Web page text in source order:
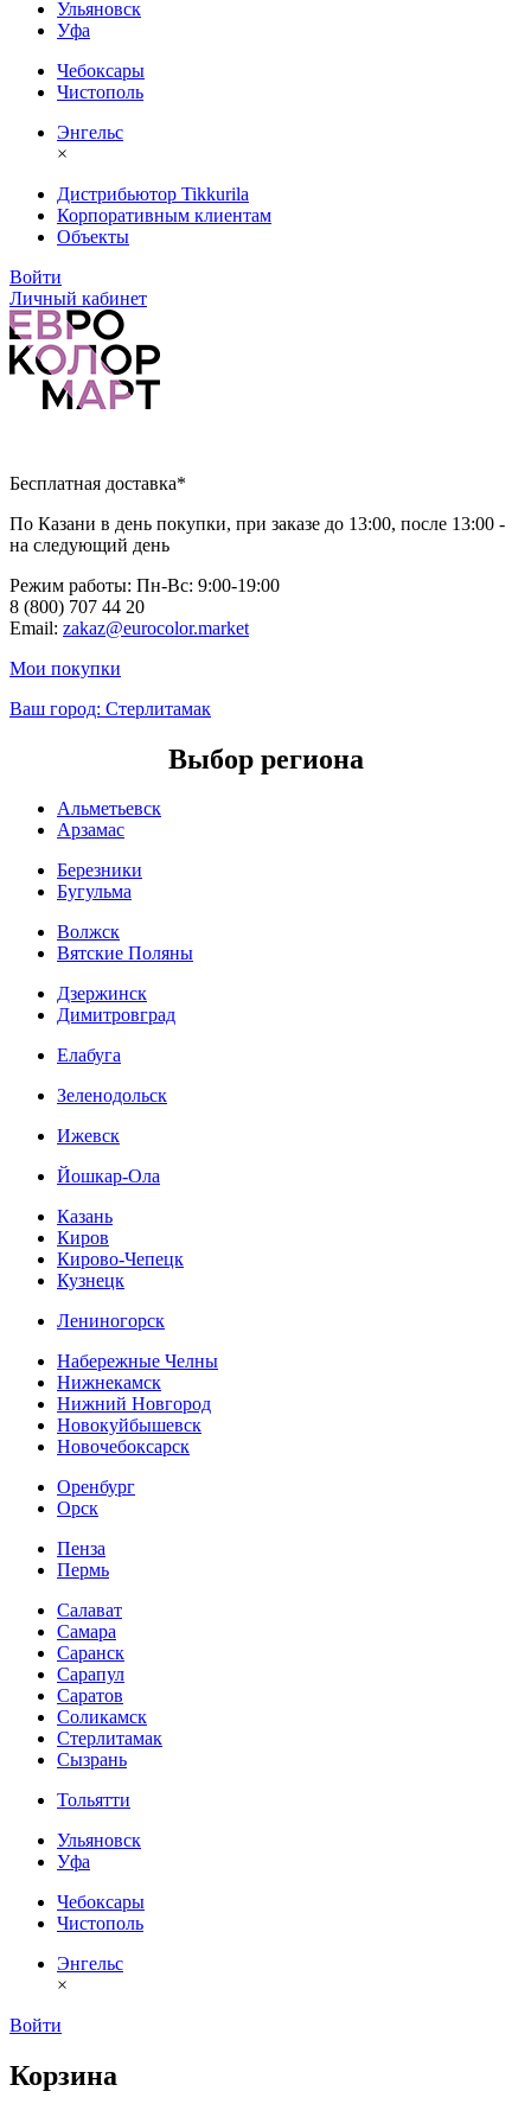
Ульяновск
Уфа
Чебоксары
Чистополь
Энгельс
×
Дистрибьютор Tikkurila
Корпоративным клиентам
Объекты
Войти
Личный кабинет
Бесплатная доставка*
По Казани в день покупки, при заказе до 13:00, после 13:00 -
на следующий день
Режим работы: Пн-Вc: 9:00-19:00
8 (800) 707 44 20
Email: zakaz@eurocolor.market
Мои покупки
Ваш город: Стерлитамак
Выбор региона
Альметьевск
Арзамас
Березники
Бугульма
Волжск
Вятские Поляны
Дзержинск
Димитровград
Елабуга
Зеленодольск
Ижевск
Йошкар-Ола
Казань
Киров
Кирово-Чепецк
Кузнецк
Лениногорск
Набережные Челны
Нижнекамск
Нижний Новгород
Новокуйбышевск
Новочебоксарск
Оренбург
Орск
Пенза
Пермь
Салават
Самара
Саранск
Сарапул
Саратов
Соликамск
Стерлитамак
Сызрань
Тольятти
Ульяновск
Уфа
Чебоксары
Чистополь
Энгельс
×
Войти
Корзина